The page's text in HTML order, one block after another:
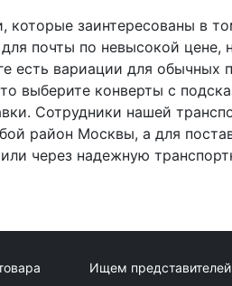
которые заинтересованы в
почты по невысокой цене,
есть вариации для обычных
выберите конверты с
Сотрудники нашей
район Москвы, а для
через надежную
Ищем представителей